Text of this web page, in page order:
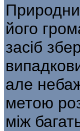
його
засіб
але
метою
між